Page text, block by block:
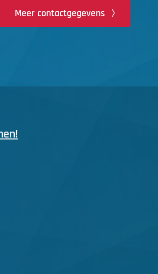
Meer contactgegevens